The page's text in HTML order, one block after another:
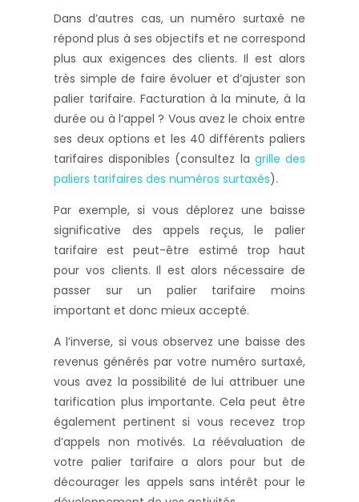
Dans d’autres cas, un numéro surtaxé ne
répond plus à ses objectifs et ne correspond
plus aux exigences des clients. Il est alors
très simple de faire évoluer et d’ajuster son
palier tarifaire. Facturation à la minute, à la
durée ou à l’appel ? Vous avez le choix entre
ses deux options et les 40 différents paliers
tarifaires disponibles (consultez la grille des
paliers tarifaires des numéros surtaxés).
Par exemple, si vous déplorez une baisse
significative des appels reçus, le palier
tarifaire est peut-être estimé trop haut
pour vos clients. Il est alors nécessaire de
passer sur un palier tarifaire moins
important et donc mieux accepté.
A l’inverse, si vous observez une baisse des
revenus générés par votre numéro surtaxé,
vous avez la possibilité de lui attribuer une
tarification plus importante. Cela peut être
également pertinent si vous recevez trop
d’appels non motivés. La réévaluation de
votre palier tarifaire a alors pour but de
décourager les appels sans intérêt pour le